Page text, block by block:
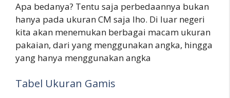
Apa bedanya? Tentu saja perbedaannya bukan
hanya pada ukuran CM saja lho. Di luar negeri
kita akan menemukan berbagai macam ukuran
pakaian, dari yang menggunakan angka, hingga
yang hanya menggunakan angka
Tabel Ukuran Gamis